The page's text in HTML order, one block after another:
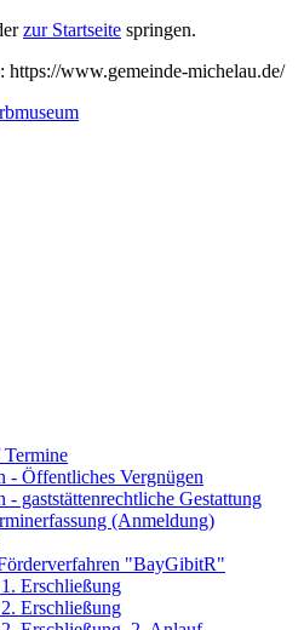
zur Startseite springen.
https://www.gemeinde-michelau.de/
Termine
- Öffentliches Vergnügen
- gaststättenrechtliche Gestattung
(Anmeldung)
"BayGibitR"
Erschließung
Erschließung